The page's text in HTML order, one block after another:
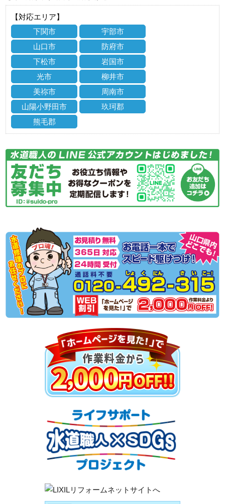
【対応エリア】
下関市
宇部市
山口市
防府市
下松市
岩国市
光市
柳井市
美祢市
周南市
山陽小野田市
玖珂郡
熊毛郡